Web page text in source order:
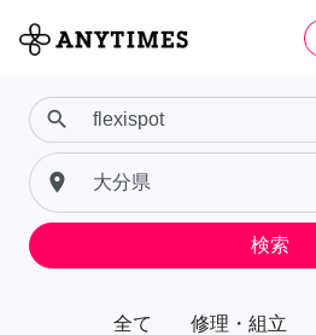
全て 修理・組立
search
place
検索